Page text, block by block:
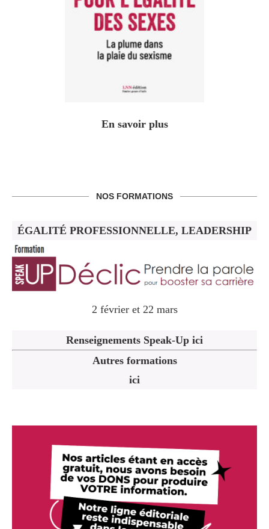
En savoir plus
NOS FORMATIONS
ÉGALITÉ PROFESSIONNELLE, LEADERSHIP
2 février et 22 mars
Renseignements Speak-Up ici
Autres formations
ici